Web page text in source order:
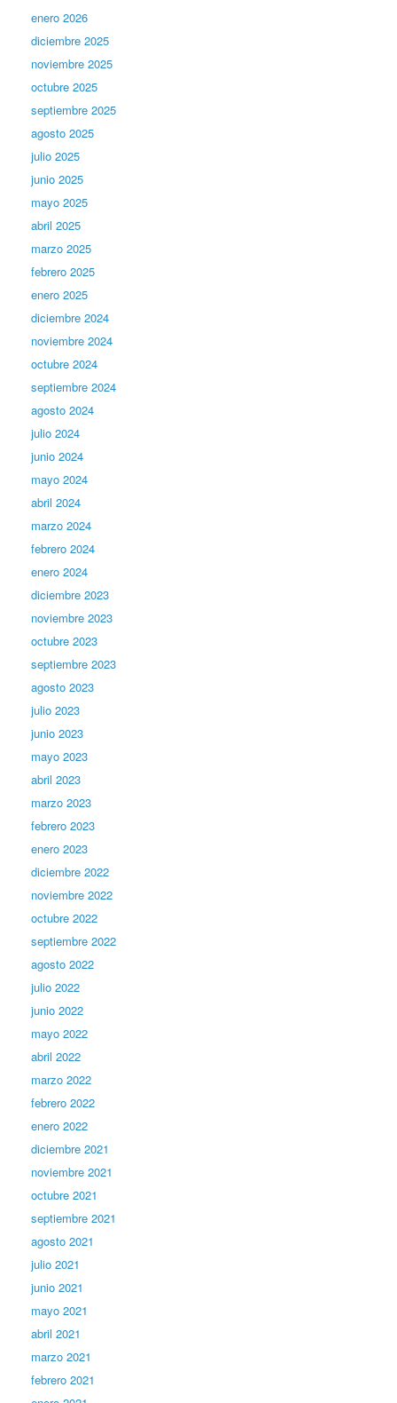
enero 2026
diciembre 2025
noviembre 2025
octubre 2025
septiembre 2025
agosto 2025
julio 2025
junio 2025
mayo 2025
abril 2025
marzo 2025
febrero 2025
enero 2025
diciembre 2024
noviembre 2024
octubre 2024
septiembre 2024
agosto 2024
julio 2024
junio 2024
mayo 2024
abril 2024
marzo 2024
febrero 2024
enero 2024
diciembre 2023
noviembre 2023
octubre 2023
septiembre 2023
agosto 2023
julio 2023
junio 2023
mayo 2023
abril 2023
marzo 2023
febrero 2023
enero 2023
diciembre 2022
noviembre 2022
octubre 2022
septiembre 2022
agosto 2022
julio 2022
junio 2022
mayo 2022
abril 2022
marzo 2022
febrero 2022
enero 2022
diciembre 2021
noviembre 2021
octubre 2021
septiembre 2021
agosto 2021
julio 2021
junio 2021
mayo 2021
abril 2021
marzo 2021
febrero 2021